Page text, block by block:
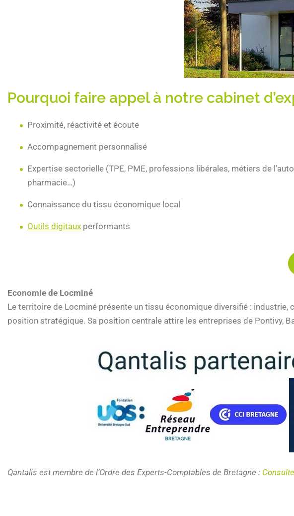
Pourquoi faire appel à notre cabinet
Proximité, réactivité et écoute
Accompagnement personnalisé
Expertise sectorielle (TPE, PME, professions libérales, métiers de
pharmacie…)
Connaissance du tissu économique local
Outils digitaux performants
Economie de Locminé
Le territoire de Locminé présente un tissu économique diversifié :
position stratégique. Sa position centrale attire les entreprises de Pontivy,
Qantalis est membre de l’Ordre des Experts-Comptables de Bretagne :